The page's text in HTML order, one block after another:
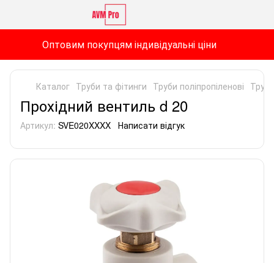
Оптовим покупцям індивідуальні ціни
Каталог Труби та фітинги Труби поліпропіленові
Прохідний вентиль d 20
Артикул: SVE020XXXX Написати відгук